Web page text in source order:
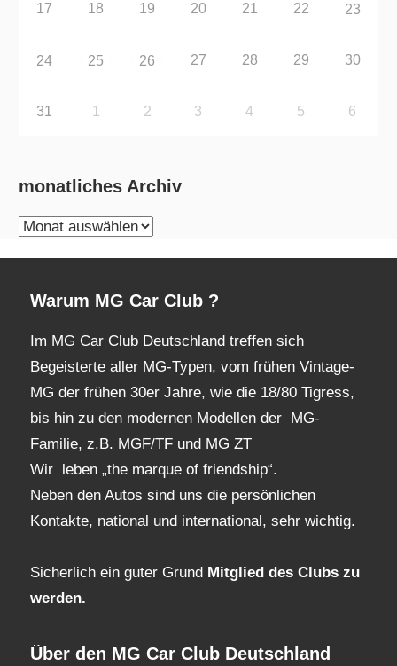
17 18 19 20 21 22 23
24 25 26 27 28 29 30
31 1 2 3 4 5 6
monatliches Archiv
monatliches
Warum MG Car Club ?
Im MG Car Club Deutschland treffen sich
Begeisterte aller MG-Typen, vom frühen Vintage-
MG der frühen 30er Jahre, wie die 18/80 Tigress,
bis hin zu den modernen Modellen der MG-
Familie, z.B. MGF/TF und MG ZT
Wir leben „the marque of friendship“.
Neben den Autos sind uns die persönlichen
Kontakte, national und international, sehr wichtig.
Sicherlich ein guter Grund Mitglied des Clubs zu
werden.
Über den MG Car Club Deutschland